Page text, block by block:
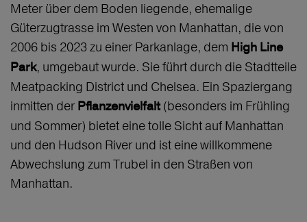
Meter über dem Boden liegende, ehemalige
Güterzugtrasse im Westen von Manhattan, die von
2006 bis 2023 zu einer Parkanlage, dem High Line
Park, umgebaut wurde. Sie führt durch die Stadtteile
Meatpacking District und Chelsea. Ein Spaziergang
inmitten der Pflanzenvielfalt (besonders im Frühling
und Sommer) bietet eine tolle Sicht auf Manhattan
und den Hudson River und ist eine willkommene
Abwechslung zum Trubel in den Straßen von
Manhattan.